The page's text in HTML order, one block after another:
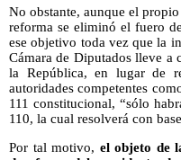
No obstante, aunque el
reforma se eliminó el fuero
ese objetivo toda vez que la
Cámara de Diputados lleve a
la República, en lugar de
autoridades competentes
111 constitucional, “sólo
110, la cual resolverá con
Por tal motivo, el objeto de